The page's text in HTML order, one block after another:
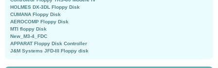
HOLMES DX-3DL Floppy Disk
CUMANA Floppy Disk
AEROCOMP Floppy Disk
MTI floppy Disk
New_M3-4_FDC
APPARAT Floppy Disk Controller
J&M Systems JFD-III Floppy disk